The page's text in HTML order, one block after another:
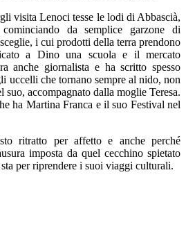
visita Lenoci tesse le lodi di Abbascià,
da semplice garzone di
i cui prodotti della terra prendono
a Dino una scuola e il mercato
anche giornalista e ha scritto spesso
uccelli che tornano sempre al nido, non
suo, accompagnato dalla moglie Teresa.
ha Martina Franca e il suo Festival nel
ritratto per affetto e anche perché
imposta da quel cecchino spietato
per riprendere i suoi viaggi culturali.